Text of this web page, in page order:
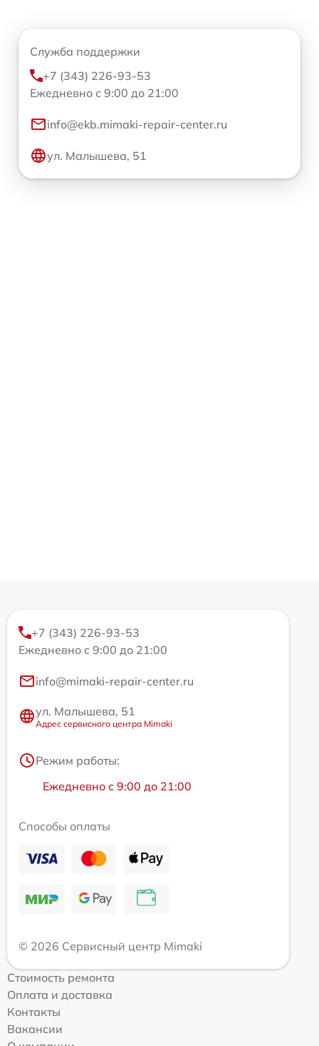
Служба поддержки
+7 (343) 226-93-53
Ежедневно с 9:00 до 21:00
info@ekb.mimaki-repair-center.ru
ул. Малышева, 51
+7 (343) 226-93-53
Ежедневно с 9:00 до 21:00
info@mimaki-repair-center.ru
ул. Малышева, 51
Адрес сервисного центра Mimaki
Режим работы:
Ежедневно с 9:00 до 21:00
Способы оплаты
© 2026 Сервисный центр Mimaki
Стоимость ремонта
Оплата и доставка
Контакты
Вакансии